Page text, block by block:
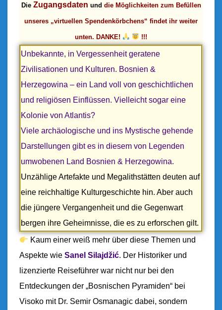
O
N
I
N
:
B
O
N
I
N
&
R
Z
G
O
I
N
A
D
Die Zugangsdaten und die Möglichkeiten zum Befüllen
unseres „virtuellen Spendenkörbchens“ findet ihr weiter
unten. DANKE! !!!
Unbekannte, in Vergessenheit geratene
Zivilisationen und Kulturen. Bosnien &
Herzegowina – ein Land voll von geschichtlichen
und religiösen Einflüssen. Vielleicht sogar eine
Kolonie von Atlantis?
Viele archäologische und ins Mystische gehende
Darstellungen gibt es in diesem von Legenden
umwobenen Land Bosnien & Herzegowina.
Unzählige Artefakte und Megalithstätten deuten auf
eine reichhaltige Kulturgeschichte hin. Aber auch
die jüngere Vergangenheit und die Gegenwart
bergen ihre Geheimnisse, die es zu erforschen gilt.
Kaum einer weiß mehr über diese Themen und
Aspekte wie Sanel Silajdžić. Der Historiker und
lizenzierte Reiseführer war nicht nur bei den
Entdeckungen der „Bosnischen Pyramiden“ bei
Visoko mit Dr. Semir Osmanagic dabei, sondern